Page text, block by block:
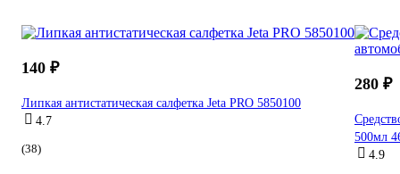
140 ₽
Липкая антистатическая салфетка Jeta PRO 5850100
4.7
(38)
280 ₽
500мл
4.9